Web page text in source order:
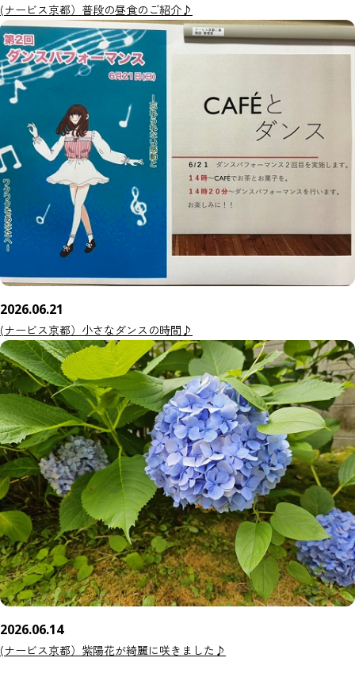
(ナービス京都）普段の昼食のご紹介♪
2026.06.21
(ナービス京都）小さなダンスの時間♪
2026.06.14
(ナービス京都）紫陽花が綺麗に咲きました♪